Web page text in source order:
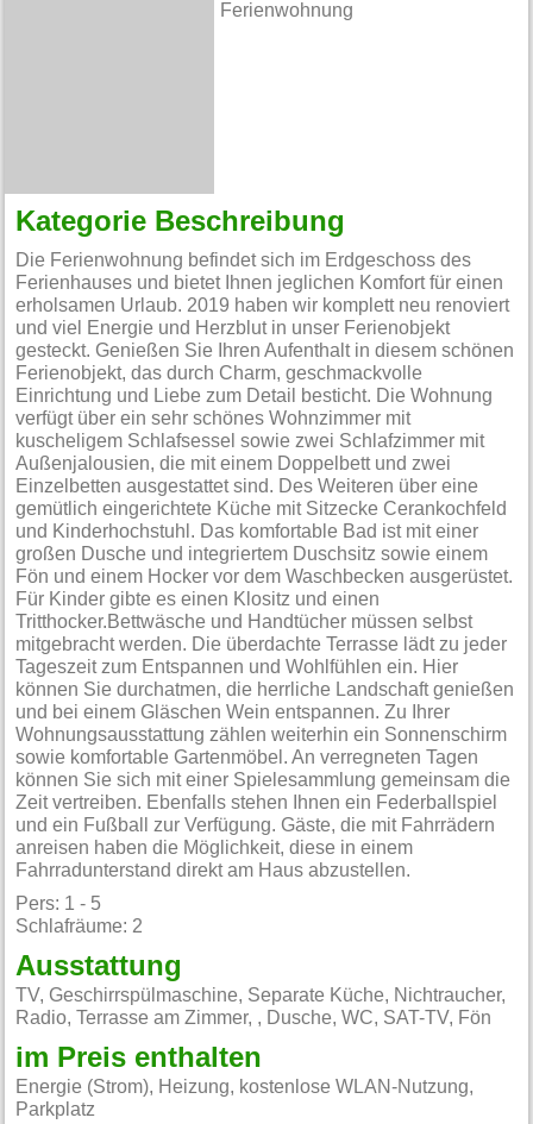
Ferienwohnung
Kategorie Beschreibung
Die Ferienwohnung befindet sich im Erdgeschoss des
Ferienhauses und bietet Ihnen jeglichen Komfort für einen
erholsamen Urlaub. 2019 haben wir komplett neu renoviert
und viel Energie und Herzblut in unser Ferienobjekt
gesteckt. Genießen Sie Ihren Aufenthalt in diesem schönen
Ferienobjekt, das durch Charm, geschmackvolle
Einrichtung und Liebe zum Detail besticht. Die Wohnung
verfügt über ein sehr schönes Wohnzimmer mit
kuscheligem Schlafsessel sowie zwei Schlafzimmer mit
Außenjalousien, die mit einem Doppelbett und zwei
Einzelbetten ausgestattet sind. Des Weiteren über eine
gemütlich eingerichtete Küche mit Sitzecke Cerankochfeld
und Kinderhochstuhl. Das komfortable Bad ist mit einer
großen Dusche und integriertem Duschsitz sowie einem
Fön und einem Hocker vor dem Waschbecken ausgerüstet.
Für Kinder gibte es einen Klositz und einen
Tritthocker.Bettwäsche und Handtücher müssen selbst
mitgebracht werden. Die überdachte Terrasse lädt zu jeder
Tageszeit zum Entspannen und Wohlfühlen ein. Hier
können Sie durchatmen, die herrliche Landschaft genießen
und bei einem Gläschen Wein entspannen. Zu Ihrer
Wohnungsausstattung zählen weiterhin ein Sonnenschirm
sowie komfortable Gartenmöbel. An verregneten Tagen
können Sie sich mit einer Spielesammlung gemeinsam die
Zeit vertreiben. Ebenfalls stehen Ihnen ein Federballspiel
und ein Fußball zur Verfügung. Gäste, die mit Fahrrädern
anreisen haben die Möglichkeit, diese in einem
Fahrradunterstand direkt am Haus abzustellen.
Pers: 1 - 5
Schlafräume: 2
Ausstattung
TV, Geschirrspülmaschine, Separate Küche, Nichtraucher,
Radio, Terrasse am Zimmer, , Dusche, WC, SAT-TV, Fön
im Preis enthalten
Energie (Strom), Heizung, kostenlose WLAN-Nutzung,
Parkplatz